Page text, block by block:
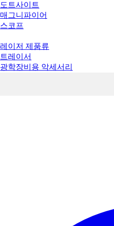
도트사이트
매그니파이어
스코프
레이저 제품류
트레이서
광학장비용 악세서리